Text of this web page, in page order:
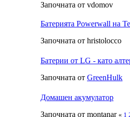
Започната от vdomov
Батерията Powerwall на
Започната от hristolocco
Батерии от LG - като
Започната от GreenHulk
Домашен акумулатор
Започната от montanar « 1